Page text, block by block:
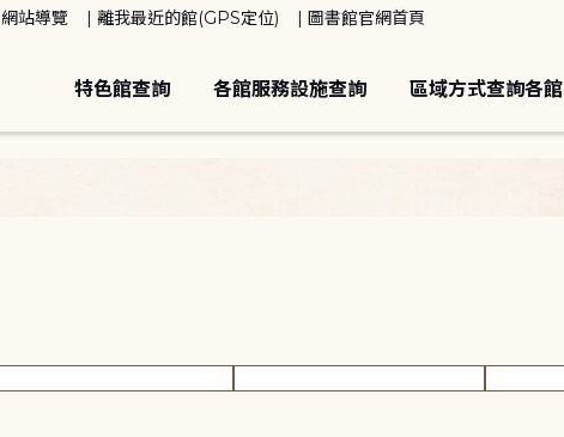
網站導覽 離我最近的館(GPS定位) 圖書館官網首頁
特色館查詢 各館服務設施查詢 區域方式查詢各館